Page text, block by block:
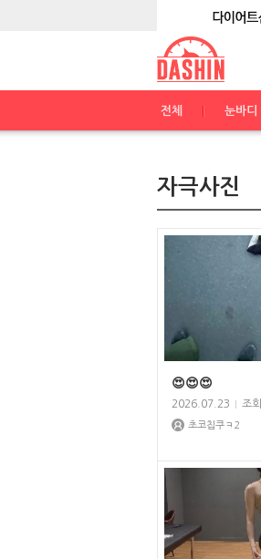
전체 눈바디
자극사진
😍😍😍
2026.07.23 조회
초코칩쿠ㅋ2